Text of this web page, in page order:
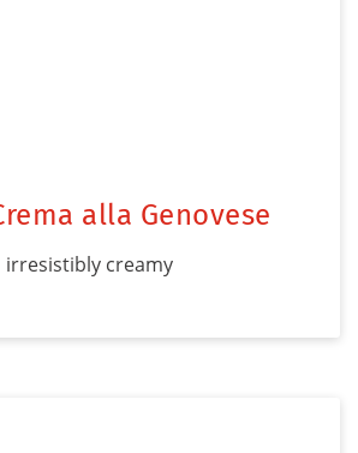
alla Genovese
irresistibly creamy